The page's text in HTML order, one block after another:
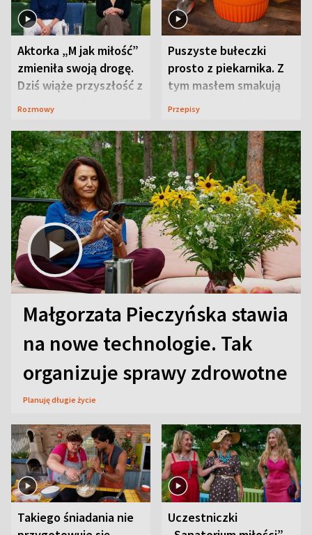
Aktorka „M jak miłość”
zmieniła swoją drogę.
Dziś wiąże przyszłość z
neurobiologią
Rozmowy
Puszyste bułeczki
prosto z piekarnika. Z
tym masłem smakują
jeszcze lepiej
Przepisy
Małgorzata Pieczyńska stawia
na nowe technologie. Tak
organizuje sprawy zdrowotne
Planuję długie życie
Takiego śniadania nie
Uczestniczki